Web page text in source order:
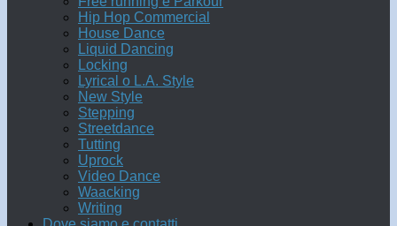
Hip Hop Commercial
House Dance
Liquid Dancing
Locking
Lyrical o L.A. Style
New Style
Stepping
Streetdance
Tutting
Uprock
Video Dance
Waacking
Writing